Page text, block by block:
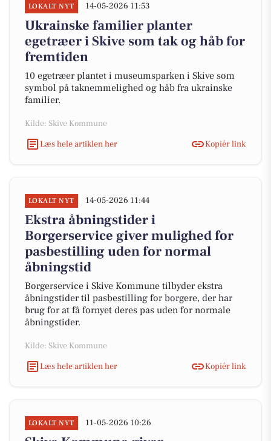
LOKALT NYT 14-05-2026 11:53
Ukrainske familier planter
egetræer i Skive som tak og håb for
fremtiden
10 egetræer plantet i museumsparken i Skive som
symbol på taknemmelighed og håb fra ukrainske
familier.
Kilde: Skive Kommune
Læs hele artiklen her
Kopiér link
LOKALT NYT 14-05-2026 11:44
Ekstra åbningstider i
Borgerservice giver mulighed for
pasbestilling uden for normal
åbningstid
Borgerservice i Skive Kommune tilbyder ekstra
åbningstider til pasbestilling for borgere, der har
brug for at få fornyet deres pas uden for normale
åbningstider.
Kilde: Skive Kommune
Læs hele artiklen her
Kopiér link
LOKALT NYT 11-05-2026 10:26